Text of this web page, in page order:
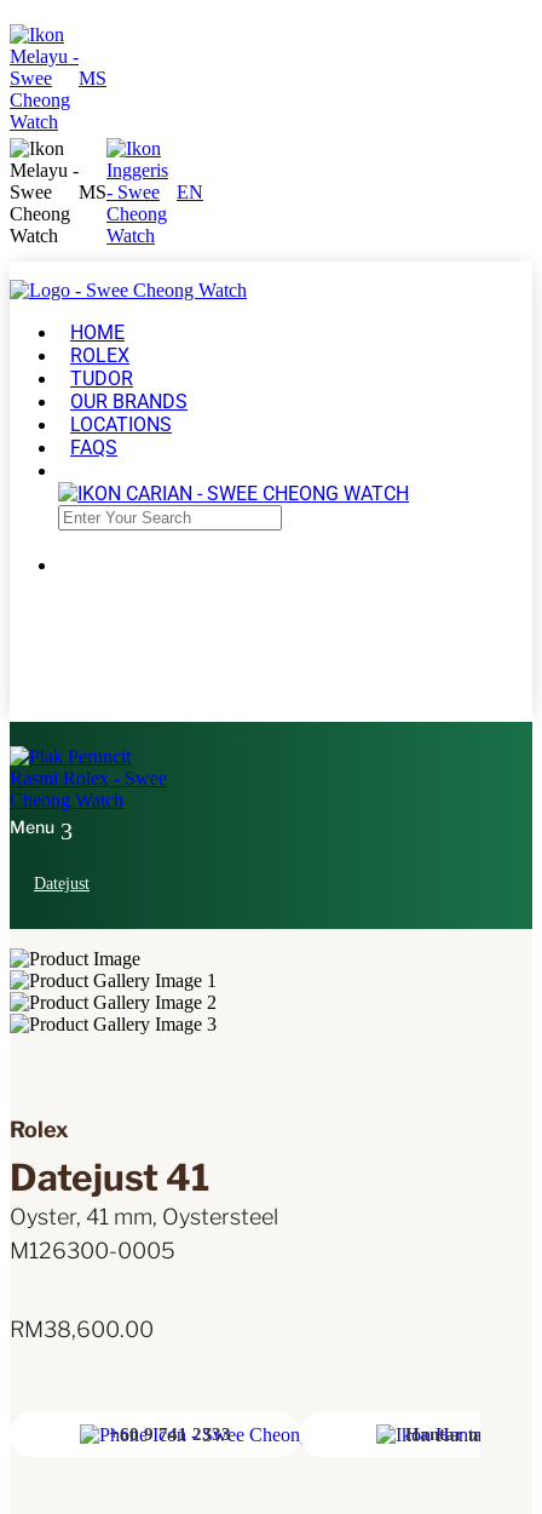
MS
MS EN
HOME
ROLEX
TUDOR
OUR BRANDS
LOCATIONS
FAQS
Datejust
Rolex
Datejust 41
Oyster, 41 mm, Oystersteel
M126300-0005
RM38,600.00
+60 9 741 2333 Hantar mesej